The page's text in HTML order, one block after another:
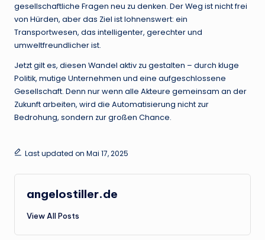
gesellschaftliche Fragen neu zu denken. Der Weg ist nicht frei
von Hürden, aber das Ziel ist lohnenswert: ein
Transportwesen, das intelligenter, gerechter und
umweltfreundlicher ist.
Jetzt gilt es, diesen Wandel aktiv zu gestalten – durch kluge
Politik, mutige Unternehmen und eine aufgeschlossene
Gesellschaft. Denn nur wenn alle Akteure gemeinsam an der
Zukunft arbeiten, wird die Automatisierung nicht zur
Bedrohung, sondern zur großen Chance.
Last updated on Mai 17, 2025
angelostiller.de
View All Posts